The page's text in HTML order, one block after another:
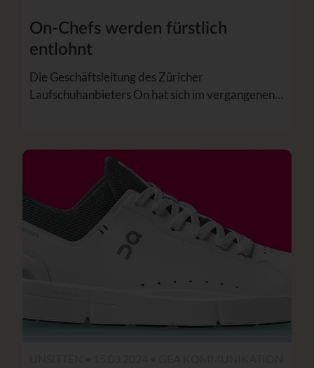
On-Chefs werden fürstlich
entlohnt
Die Geschäftsleitung des Züricher
Laufschuhanbieters On hat sich im vergangenen…